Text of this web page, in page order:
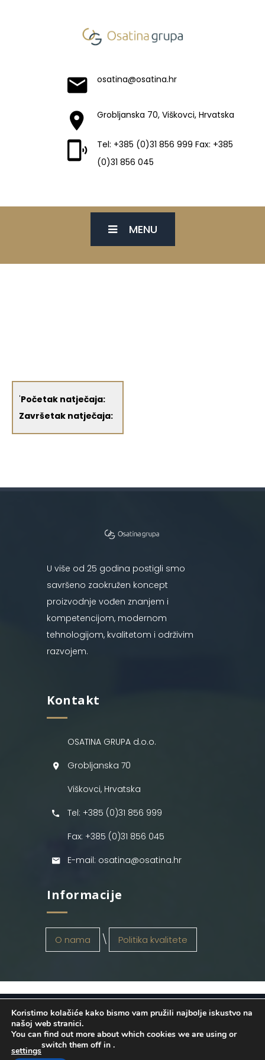
osatina@osatina.hr
Grobljanska 70, Viškovci, Hrvatska
Tel: +385 (0)31 856 999 Fax: +385
(0)31 856 045
MENU
'Početak natječaja:
Završetak natječaja:
U više od 25 godina postigli smo
savršeno zaokružen koncept
proizvodnje vođen znanjem i
kompetencijom, modernom
tehnologijom, kvalitetom i održivim
razvojem.
Kontakt
OSATINA GRUPA d.o.o.
Grobljanska 70
Viškovci, Hrvatska
Tel: +385 (0)31 856 999
Fax: +385 (0)31 856 045
E-mail: osatina@osatina.hr
Informacije
O nama Politika kvalitete
OSATINA GRUPA d.o.o. 2026
. Configured
byINFOS Osijek. Sva prava pridržana.
Koristimo kolačiće kako bismo vam pružili najbolje iskustvo na
našoj web stranici.
You can find out more about which cookies we are using or
switch them off in
settings
.